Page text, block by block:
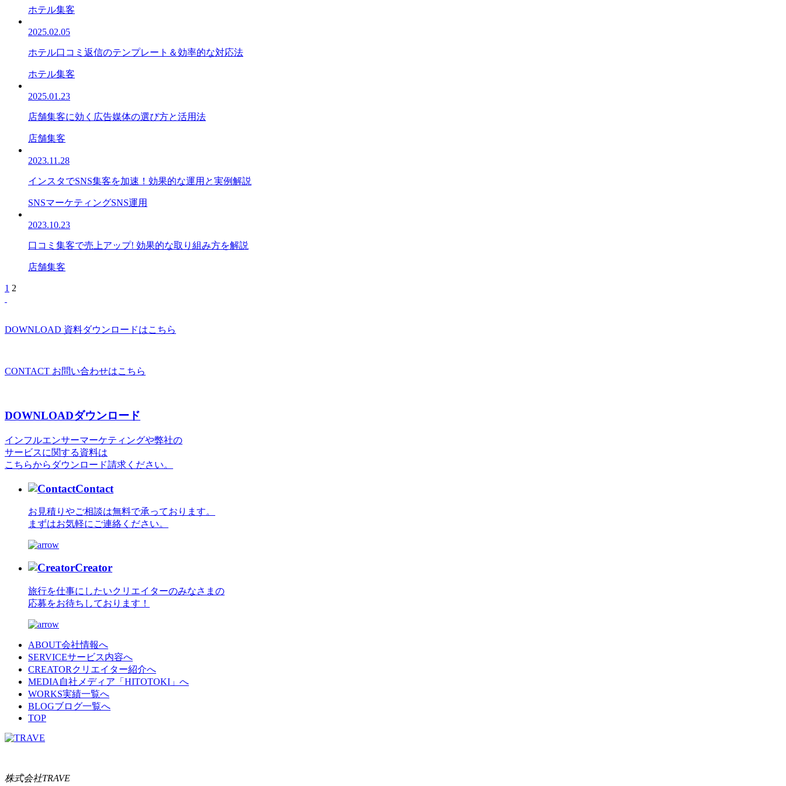
ホテル集客
2025.02.05
ホテル口コミ返信のテンプレート＆効率的な対応法
ホテル集客
2025.01.23
店舗集客に効く広告媒体の選び方と活用法
店舗集客
2023.11.28
インスタでSNS集客を加速！効果的な運用と実例解説
SNSマーケティングSNS運用
2023.10.23
口コミ集客で売上アップ! 効果的な取り組み方を解説
店舗集客
1 2
DOWNLOAD 資料ダウンロードはこちら
CONTACT お問い合わせはこちら
DOWNLOADダウンロード
インフルエンサーマーケティングや弊社の
サービスに関する資料は
こちらからダウンロード請求ください。
Contact
お見積りやご相談は無料で承っております。
まずはお気軽にご連絡ください。
Creator
旅行を仕事にしたいクリエイターのみなさまの
応募をお待ちしております！
ABOUT会社情報へ
SERVICEサービス内容へ
CREATOR クリエイター紹介へ
MEDIA 自社メディア「HITOTOKI」へ
WORKS実績一覧へ
BLOGブログ一覧へ
TOP
株式会社TRAVE